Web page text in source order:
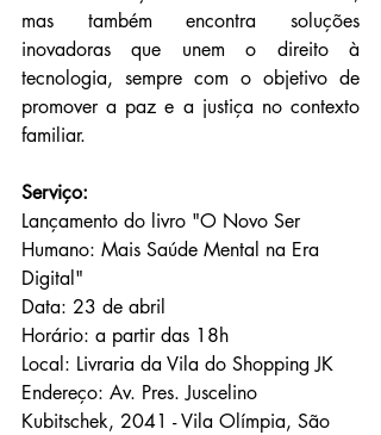
mas também encontra soluções
inovadoras que unem o direito à
tecnologia, sempre com o objetivo de
promover a paz e a justiça no contexto
familiar.
Serviço:
Lançamento do livro "O Novo Ser
Humano: Mais Saúde Mental na Era
Digital"
Data: 23 de abril
Horário: a partir das 18h
Local: Livraria da Vila do Shopping JK
Endereço: Av. Pres. Juscelino
Kubitschek, 2041 - Vila Olímpia, São